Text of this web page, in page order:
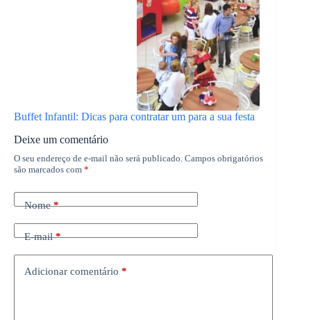
Buffet Infantil: Dicas para contratar um para a sua festa
Deixe um comentário
O seu endereço de e-mail não será publicado. Campos obrigatórios
são marcados com *
Nome*
E-mail*
Adicionar comentário *